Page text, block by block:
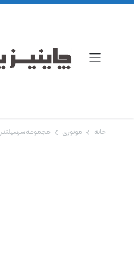
خانه موتوری مجموعه سرسیلندر